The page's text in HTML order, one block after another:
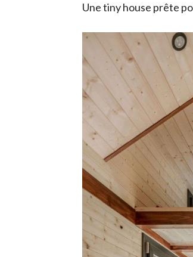
Une tiny house prête